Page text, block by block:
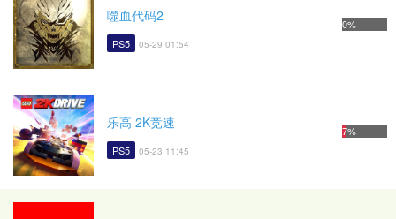
噬血代码2
PS5 05-29 01:54
0%
乐高 2K竞速
PS5 05-23 11:45
7%